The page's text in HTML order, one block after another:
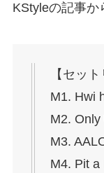
KStyleの記事か
【セット
M1. Hwi
M2. Only
M3.
M4. Pit a